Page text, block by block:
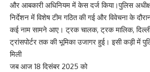
और आबकारी अधिनियम में केस दर्ज किया।पुलिस
निर्देशन में विशेष टीम गठित की गई और विवेचना के
कई नाम सामने आए। ट्रक चालक, ट्रक मालिक,
ट्रांसपोर्टर तक की भूमिका उजागर हुई। इसी कड़ी में
मिली
जब आज 18 दिसंबर 2025 को